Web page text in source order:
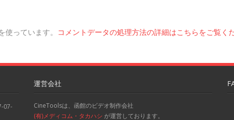
っています。 コメントデータの処理方法の詳細はこちらをご覧く
07-
運営会社
CineToolsは、函館のビデオ制作会社
(有)メディコム・タカハシ が運営しております。